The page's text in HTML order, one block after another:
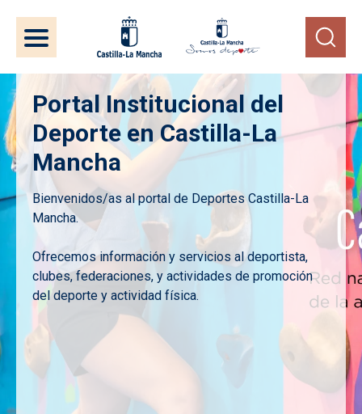
Portal Institucional del
Deporte en Castilla-La
Mancha
Bienvenidos/as al portal de Deportes Castilla-La
Mancha.
Ofrecemos información y servicios al deportista,
clubes, federaciones, y actividades de promoción
del deporte y actividad física.